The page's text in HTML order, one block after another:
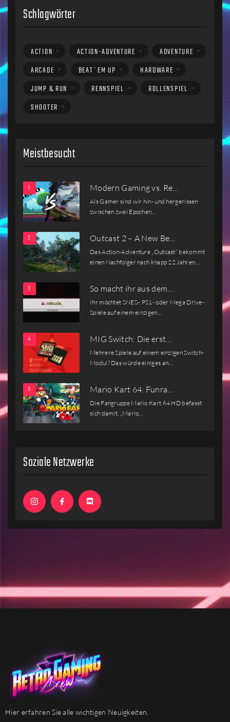
Schlagwörter
ACTION ACTION-ADVENTURE
ADVENTURE
ARCADE
BEAT´EM UP
HARDWARE
JUMP & RUN
RENNSPIEL
ROLLENSPIEL
SHOOTER
Meistbesucht
Modern Gaming vs. Re…
Als Gamer sind wir hin- und hergerissen
zwischen zwei Epochen…
Outcast 2 – A New Be…
Das Action-Adventure „Outcast“ bekommt
einen Nachfolger nach knapp 22 Jahren.…
So macht ihr aus dem…
Ihr möchtet SNES-, PS1- oder Mega Drive-
Spiele auf einem einzigen…
MIG Switch: Die erst…
Mehrere Spiele auf einem einzigen Switch-
Modul? Das würde einiges an…
Mario Kart 64: Funra…
Die Fangruppe Mario Kart 64 HD befasst
sich damit, „Mario…
Soziale Netzwerke
Hier erfahren Sie alle wichtigen Neuigkeiten.